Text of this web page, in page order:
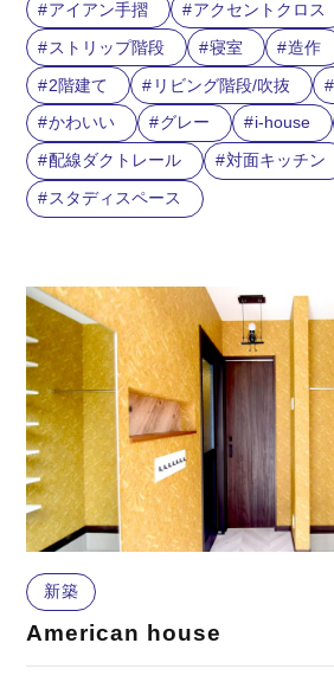
アイアン手摺
アクセントクロス
ストリップ階段
寝室 造作
2階建て
リビング階段/吹抜
かわいい
グレー i-house
配線ダクトレール
対面キッチン
スタディスペース
新築
American house